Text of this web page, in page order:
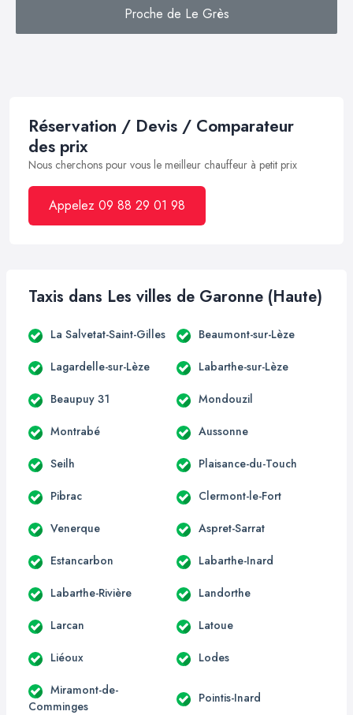
Proche de Le Grès
Réservation / Devis / Comparateur
des prix
Nous cherchons pour vous le meilleur chauffeur à petit prix
Appelez 09 88 29 01 98
Taxis dans Les villes de Garonne (Haute)
La Salvetat-Saint-Gilles Beaumont-sur-Lèze
Lagardelle-sur-Lèze Labarthe-sur-Lèze
Beaupuy 31 Mondouzil
Montrabé Aussonne
Seilh Plaisance-du-Touch
Pibrac Clermont-le-Fort
Venerque Aspret-Sarrat
Estancarbon Labarthe-Inard
Labarthe-Rivière Landorthe
Larcan Latoue
Liéoux Lodes
Miramont-de-
Comminges
Pointis-Inard